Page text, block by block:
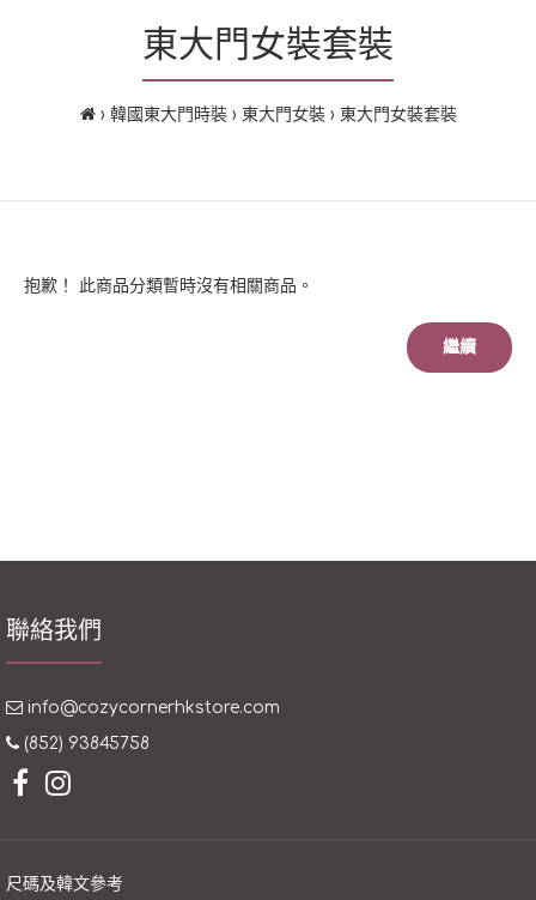
東大門女裝套裝
韓國東大門時裝 東大門女裝 東大門女裝套裝
抱歉！ 此商品分類暫時沒有相關商品。
繼續
聯絡我們
info@cozycornerhkstore.com
(852) 93845758
尺碼及韓文參考